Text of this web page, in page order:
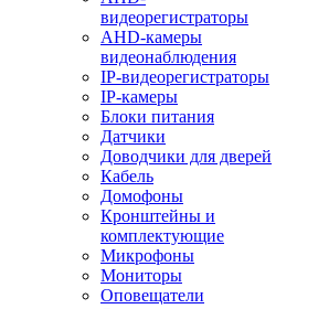
видеорегистраторы
AHD-камеры
видеонаблюдения
IP-видеорегистраторы
IP-камеры
Блоки питания
Датчики
Доводчики для дверей
Кабель
Домофоны
Кронштейны и
комплектующие
Микрофоны
Мониторы
Оповещатели